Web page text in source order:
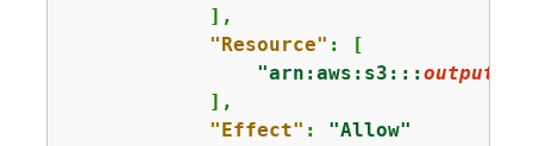
            ],
"Resource" : [
"arn:aws:s3:::output-
            ],
"Effect" : "Allow"